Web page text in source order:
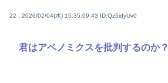
22 : 2026/02/04(水) 15:35:09.43 ID:Qz5idyUv0
君はアベノミクスを批判するのか？